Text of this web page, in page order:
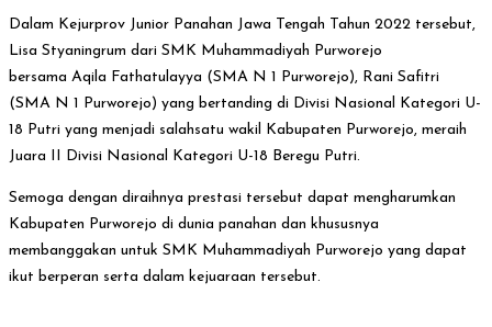
Dalam Kejurprov Junior Panahan Jawa Tengah Tahun 2022 tersebut,
Lisa Styaningrum dari SMK Muhammadiyah Purworejo
bersama Aqila Fathatulayya (SMA N 1 Purworejo), Rani Safitri
(SMA N 1 Purworejo) yang bertanding di Divisi Nasional Kategori U-
18 Putri yang menjadi salahsatu wakil Kabupaten Purworejo, meraih
Juara II Divisi Nasional Kategori U-18 Beregu Putri.
Semoga dengan diraihnya prestasi tersebut dapat mengharumkan
Kabupaten Purworejo di dunia panahan dan khususnya
membanggakan untuk SMK Muhammadiyah Purworejo yang dapat
ikut berperan serta dalam kejuaraan tersebut.